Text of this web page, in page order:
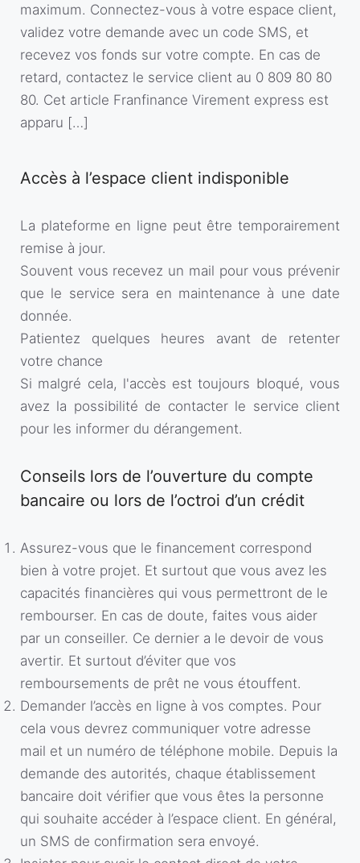
maximum. Connectez-vous à votre espace client,
validez votre demande avec un code SMS, et
recevez vos fonds sur votre compte. En cas de
retard, contactez le service client au 0 809 80 80
80. Cet article Franfinance Virement express est
apparu […]
Accès à l’espace client indisponible
La plateforme en ligne peut être temporairement
remise à jour.
Souvent vous recevez un mail pour vous prévenir
que le service sera en maintenance à une date
donnée.
Patientez quelques heures avant de retenter
votre chance
Si malgré cela, l'accès est toujours bloqué, vous
avez la possibilité de contacter le service client
pour les informer du dérangement.
Conseils lors de l’ouverture du compte
bancaire ou lors de l’octroi d’un crédit
Assurez-vous que le financement correspond
bien à votre projet. Et surtout que vous avez les
capacités financières qui vous permettront de le
rembourser. En cas de doute, faites vous aider
par un conseiller. Ce dernier a le devoir de vous
avertir. Et surtout d’éviter que vos
remboursements de prêt ne vous étouffent.
Demander l’accès en ligne à vos comptes. Pour
cela vous devrez communiquer votre adresse
mail et un numéro de téléphone mobile. Depuis la
demande des autorités, chaque établissement
bancaire doit vérifier que vous êtes la personne
qui souhaite accéder à l’espace client. En général,
un SMS de confirmation sera envoyé.